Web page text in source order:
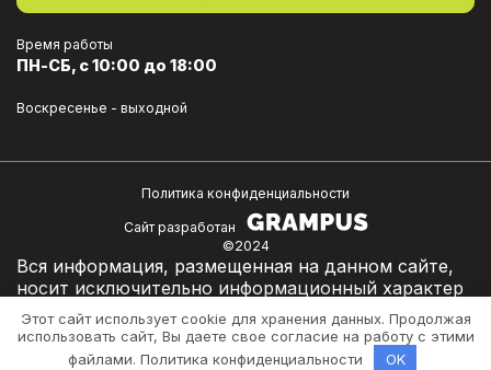
Время работы
ПН-СБ, с 10:00 до 18:00
Воскресенье - выходной
Политика конфиденциальности
Сайт разработан
©2024
Вся информация, размещенная на данном сайте,
носит исключительно информационный характер
и ни при каких условиях не является публичной
офертой, определяемой положениями ст. 437 ГК
РФ, если иное прямо не указано.
Этот сайт использует cookie для хранения данных. Продолжая
использовать сайт, Вы даете свое согласие на работу с этими
файлами. Политика конфиденциальности OK